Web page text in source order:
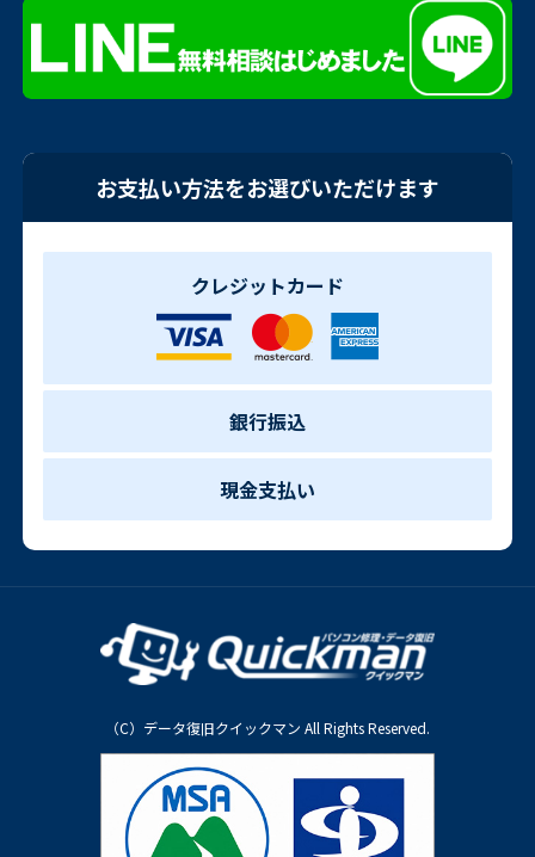
お支払い方法をお選びいただけます
クレジットカード
銀行振込
現金支払い
（C）データ復旧クイックマン All Rights Reserved.